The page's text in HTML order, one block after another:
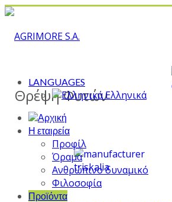
LANGUAGES
Ελληνικά
Η εταιρεία
Προφίλ
Όραμα
Ανθρώπινο δυναμικό
Φιλοσοφία
Προϊόντα
Θρέψη Φυτών